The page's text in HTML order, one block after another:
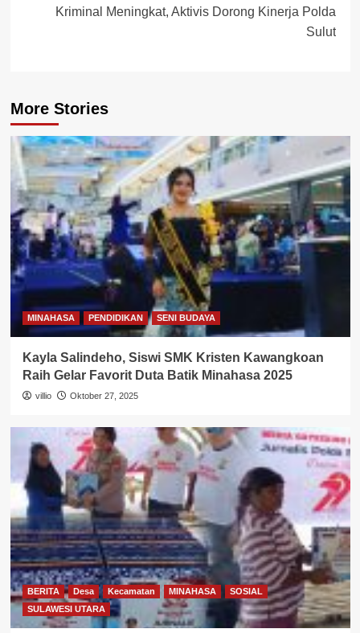
Kriminal Meningkat, Aktivis Dorong Kinerja Polda
Sulut
More Stories
MINAHASA PENDIDIKAN SENI BUDAYA
Kayla Salindeho, Siswi SMK Kristen Kawangkoan
Raih Gelar Favorit Duta Batik Minahasa 2025
villio Oktober 27, 2025
BERITA Desa Kecamatan MINAHASA
SOSIAL
SULAWESI UTARA